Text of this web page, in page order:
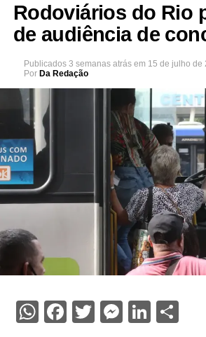
Rodoviários do Rio
de audiência de
Publicados 3 semanas atrás em 15 de julho de
Por Da Redação
WhatsApp
Facebook
Twitter